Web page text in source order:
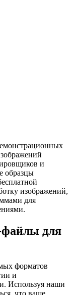
и
образцы
изображений,
для
файлы для
форматов
и
Используя наши
что ваше